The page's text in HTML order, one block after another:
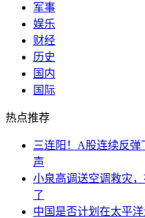
军事
娱乐
财经
历史
国内
国际
热点推荐
三连阳！A股连续反弹
声
小泉高调送空调救灾
了
中国是否计划在太平